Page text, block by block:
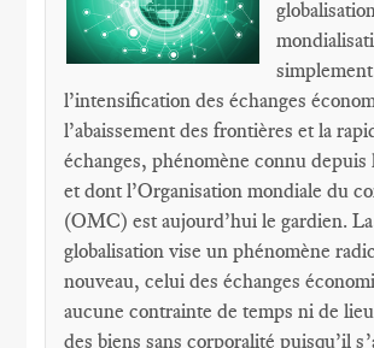
simplement
l’intensification des échanges
l’abaissement des frontières et la
échanges, phénomène connu depuis
et dont l’Organisation mondiale du
(OMC) est aujourd’hui le gardien. La
globalisation vise un phénomène
nouveau, celui des échanges
aucune contrainte de temps ni de
des biens sans corporalité puisqu’il